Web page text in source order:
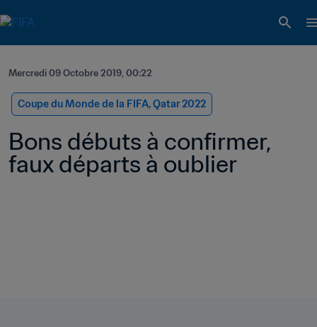
Mercredi 09 Octobre 2019, 00:22
Coupe du Monde de la FIFA, Qatar 2022
Bons débuts à confirmer,
faux départs à oublier